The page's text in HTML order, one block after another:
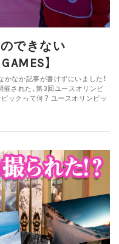
できない
】
かなか記事が書けずにいました！
催された、第3回ユースオリンピ
ックって何？ ユースオリンピッ